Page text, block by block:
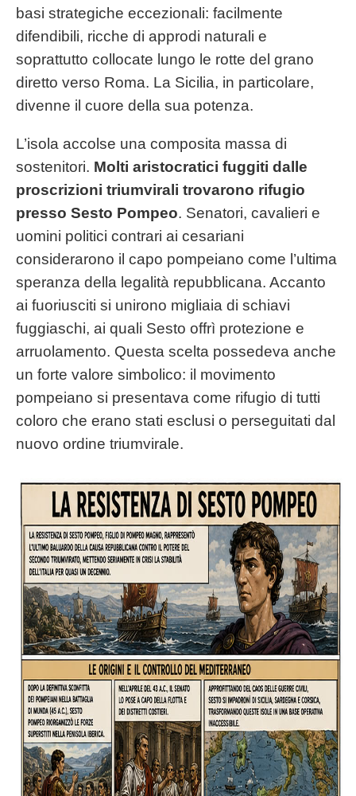
basi strategiche eccezionali: facilmente
difendibili, ricche di approdi naturali e
soprattutto collocate lungo le rotte del grano
diretto verso Roma. La Sicilia, in particolare,
divenne il cuore della sua potenza.
L’isola accolse una composita massa di
sostenitori. Molti aristocratici fuggiti dalle
proscrizioni triumvirali trovarono rifugio
presso Sesto Pompeo. Senatori, cavalieri e
uomini politici contrari ai cesariani
considerarono il capo pompeiano come l’ultima
speranza della legalità repubblicana. Accanto
ai fuoriusciti si unirono migliaia di schiavi
fuggiaschi, ai quali Sesto offrì protezione e
arruolamento. Questa scelta possedeva anche
un forte valore simbolico: il movimento
pompeiano si presentava come rifugio di tutti
coloro che erano stati esclusi o perseguitati dal
nuovo ordine triumvirale.